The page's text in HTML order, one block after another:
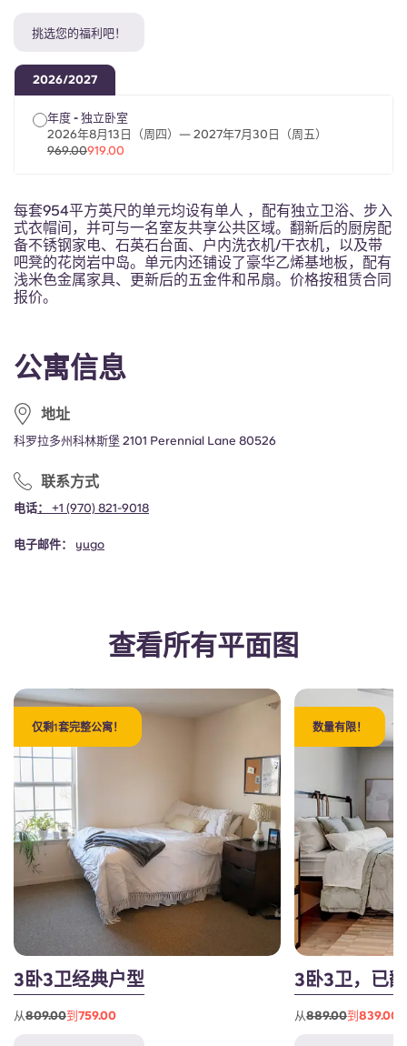
Italian
Portuguese
公寓信息
地址
科罗拉多州科林斯堡 2101 Perennial Lane 80526
联系方式
电话： +1 (970) 821-9018
电子邮件： yugo
挑选您的福利吧！
2026/2027
年度 - 独立卧室
2026年8月13日（周四）— 2027年7月30日（周五）
969.00919.00
每套954平方英尺的单元均设有单人 ，配有独立卫浴、步入
式衣帽间，并可与一名室友共享公共区域。翻新后的厨房配
备不锈钢家电、石英石台面、户内洗衣机/干衣机，以及带
吧凳的花岗岩中岛。单元内还铺设了豪华乙烯基地板，配有
浅米色金属家具、更新后的五金件和吊扇。价格按租赁合同
报价。
查看所有平面图
仅剩1套完整公寓！
3卧3卫经典户型
从809.00到759.00
数量有限！
3卧3卫，已
从889.00到839.00